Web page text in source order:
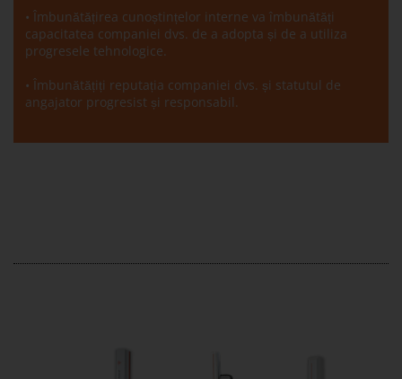
• Îmbunătățirea cunoștințelor interne va îmbunătăți
capacitatea companiei dvs. de a adopta și de a utiliza
progresele tehnologice.
• Îmbunătățiți reputația companiei dvs. și statutul de
angajator progresist și responsabil.